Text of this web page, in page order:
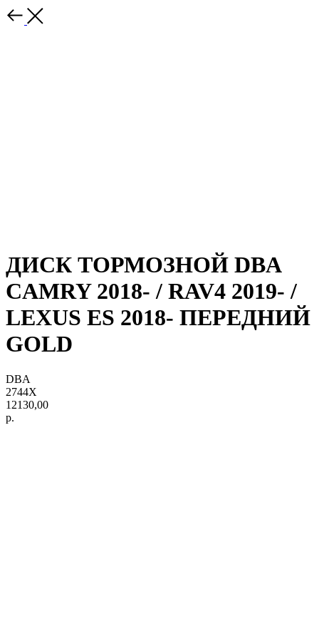
ДИСК ТОРМОЗНОЙ DBA
CAMRY 2018- / RAV4 2019- /
LEXUS ES 2018- ПЕРЕДНИЙ
GOLD
DBA
2744X
12130,00
р.